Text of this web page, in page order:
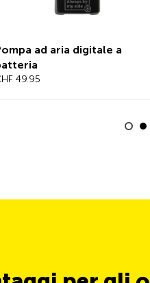
ad aria digitale a
49.95